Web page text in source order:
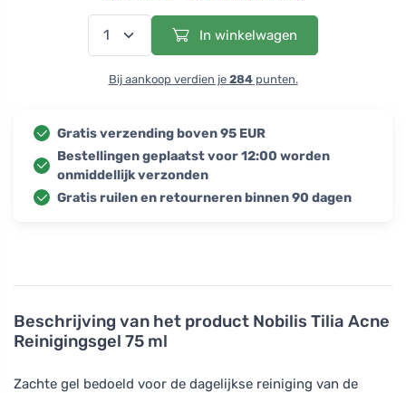
Beschrijving van het product Nobilis Tilia Acne
Reinigingsgel 75 ml
Zachte gel bedoeld voor de dagelijkse reiniging van de
In winkelwagen
Bij aankoop verdien je 284punten.
Gratis verzending boven 95 EUR
Bestellingen geplaatst voor 12:00 worden
onmiddellijk verzonden
Gratis ruilen en retourneren binnen 90 dagen